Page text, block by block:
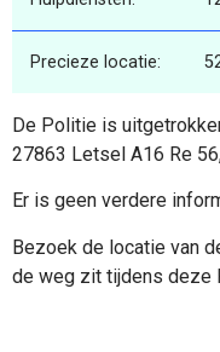
Precieze locatie:
De Politie is
27863 Letsel A16 Re
Er is geen verdere
Bezoek de locatie van
de weg zit tijdens deze